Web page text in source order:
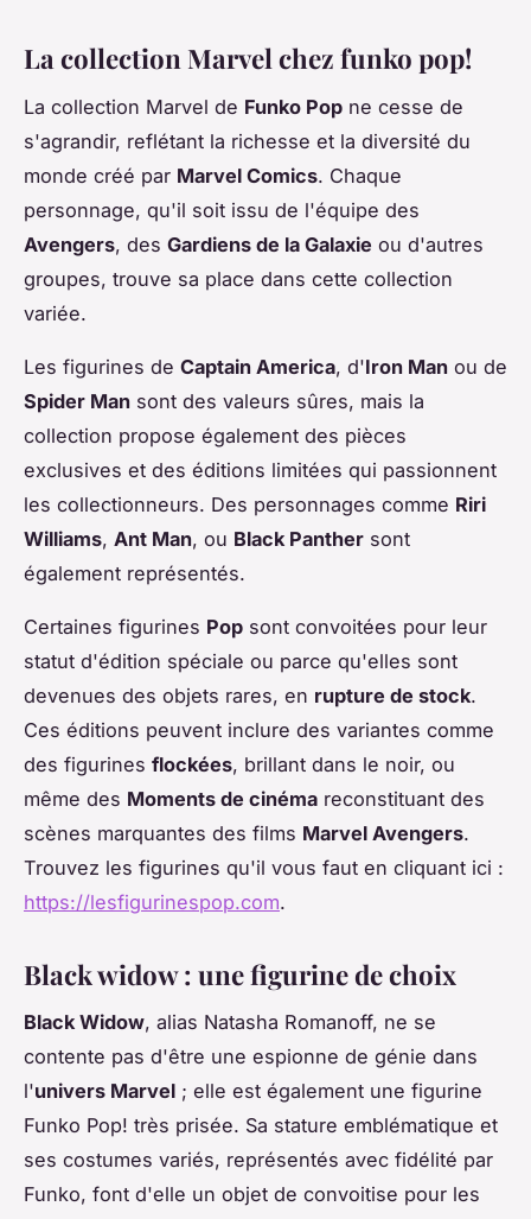
La collection Marvel chez funko pop!
La collection Marvel de Funko Pop ne cesse de
s'agrandir, reflétant la richesse et la diversité du
monde créé par Marvel Comics. Chaque
personnage, qu'il soit issu de l'équipe des
Avengers, des Gardiens de la Galaxie ou d'autres
groupes, trouve sa place dans cette collection
variée.
Les figurines de Captain America, d'Iron Man ou de
Spider Man sont des valeurs sûres, mais la
collection propose également des pièces
exclusives et des éditions limitées qui passionnent
les collectionneurs. Des personnages comme Riri
Williams, Ant Man, ou Black Panther sont
également représentés.
Certaines figurines Pop sont convoitées pour leur
statut d'édition spéciale ou parce qu'elles sont
devenues des objets rares, en rupture de stock.
Ces éditions peuvent inclure des variantes comme
des figurines flockées, brillant dans le noir, ou
même des Moments de cinéma reconstituant des
scènes marquantes des films Marvel Avengers.
Trouvez les figurines qu'il vous faut en cliquant ici :
https://lesfigurinespop.com.
Black widow : une figurine de choix
Black Widow, alias Natasha Romanoff, ne se
contente pas d'être une espionne de génie dans
l'univers Marvel ; elle est également une figurine
Funko Pop! très prisée. Sa stature emblématique et
ses costumes variés, représentés avec fidélité par
Funko, font d'elle un objet de convoitise pour les